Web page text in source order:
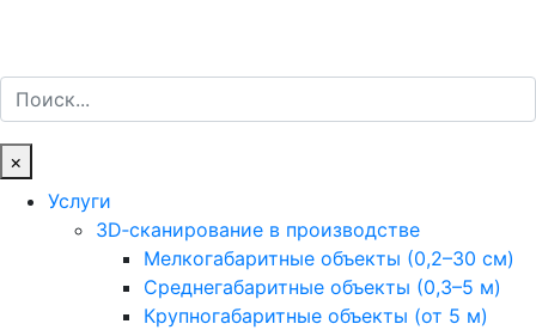
Поиск
×
Услуги
3D‑сканирование в производстве
Мелкогабаритные объекты (0,2–30 см)
Среднегабаритные объекты (0,3–5 м)
Крупногабаритные объекты (от 5 м)